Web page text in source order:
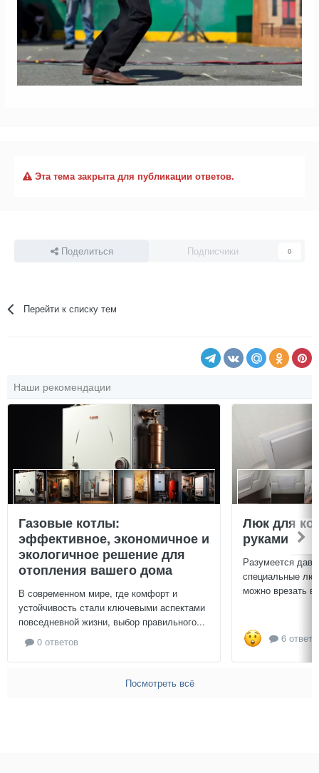
Эта тема закрыта для публикации ответов.
Поделиться Подписчики 0
Перейти к списку тем
Наши рекомендации
Газовые котлы:
эффективное, экономичное и
экологичное решение для
отопления вашего дома
В современном мире, где комфорт и
устойчивость стали ключевыми аспектами
повседневной жизни, выбор правильного...
0 ответов
Люк для
руками
Разумеется
специальные
можно врезать
6
Посмотреть всё